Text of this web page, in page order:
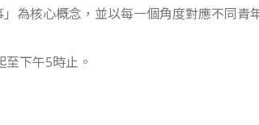
為核心概念，並以每一個角度對應不同
下午5時止。